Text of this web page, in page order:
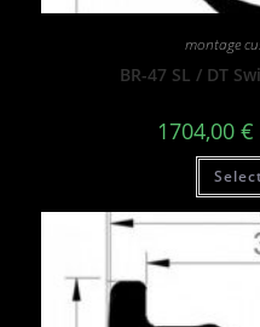
montage
BR-47 SL / DT
1704,00 €